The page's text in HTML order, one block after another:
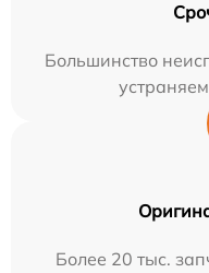
Большинство
Более 20 тыс.